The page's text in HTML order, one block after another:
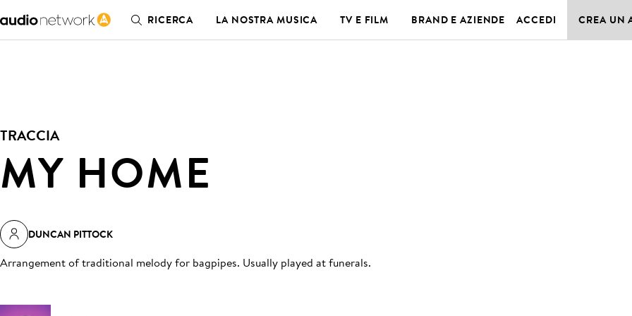
RICERCA LA NOSTRA MUSICA TV E FILM BRAND E AZIENDE ACCEDI CREA UN
TRACCIA
MY HOME
DUNCAN PITTOCK
Arrangement of traditional melody for bagpipes. Usually played at funerals.